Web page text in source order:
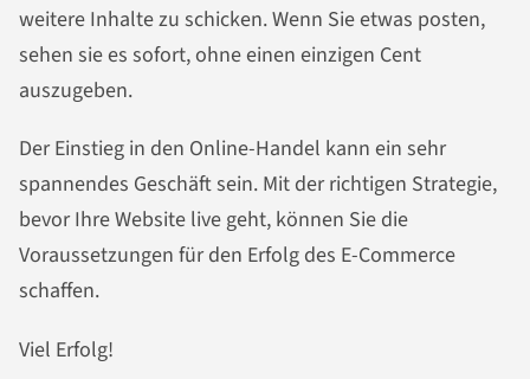
weitere Inhalte zu schicken. Wenn Sie etwas posten,
sehen sie es sofort, ohne einen einzigen Cent
auszugeben.
Der Einstieg in den Online-Handel kann ein sehr
spannendes Geschäft sein. Mit der richtigen Strategie,
bevor Ihre Website live geht, können Sie die
Voraussetzungen für den Erfolg des E-Commerce
schaffen.
Viel Erfolg!